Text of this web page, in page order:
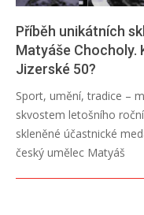
Příběh unikátních
Matyáše Chocholy.
Jizerské 50?
12-
Sport, umění, tradice –
skvostem letošního
skleněné účastnické
český umělec Matyáš